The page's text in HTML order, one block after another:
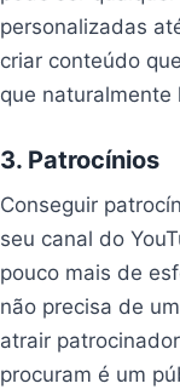
personalizadas
criar conteúdo
que
3. Patrocínios
Conseguir
seu canal do
pouco mais de
não precisa de
atrair
procuram é um